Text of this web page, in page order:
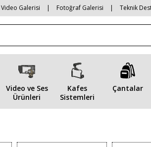
Video Galerisi | Fotoğraf Galerisi | Teknik
Video ve Ses
Ürünleri
Kafes
Sistemleri
Çantalar